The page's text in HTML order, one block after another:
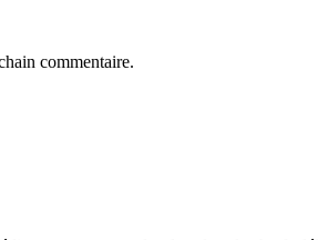
commentaire.